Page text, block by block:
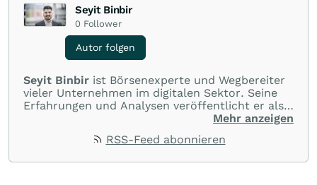
Seyit Binbir
0 Follower
Autor folgen
Seyit Binbir ist Börsenexperte und Wegbereiter
vieler Unternehmen im digitalen Sektor. Seine
Erfahrungen und Analysen veröffentlicht er als
seiner Leidenschaft für Aktien profitieren.
Mehr anzeigen
RSS-Feed abonnieren